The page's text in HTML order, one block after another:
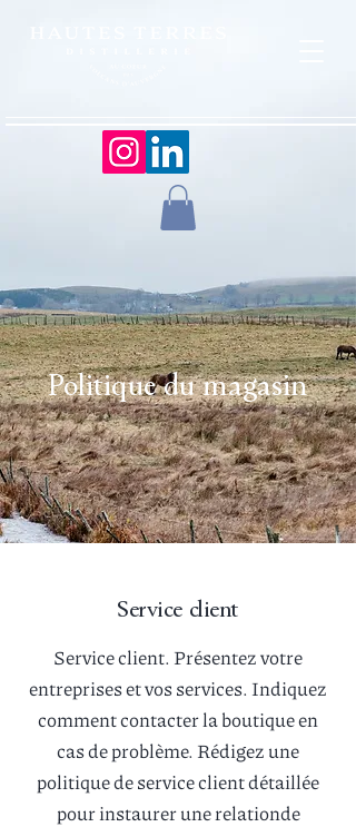
Politique du magasin
Service client
Service client. Présentez votre
entreprises et vos services. Indiquez
comment contacter la boutique en
cas de problème. Rédigez une
politique de service client détaillée
pour instaurer une relationde